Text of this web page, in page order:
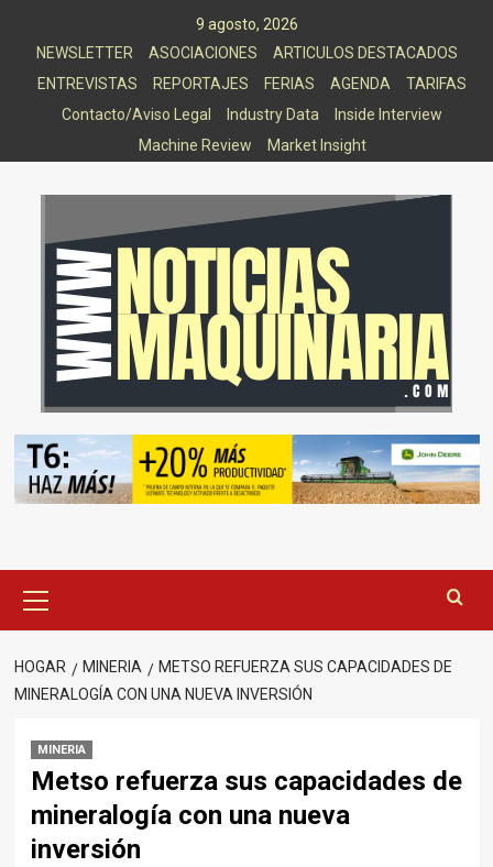
9 agosto, 2026
NEWSLETTER
ASOCIACIONES
ARTICULOS DESTACADOS
ENTREVISTAS
REPORTAJES FERIAS AGENDA
TARIFAS
Contacto/Aviso Legal
Industry Data
Inside Interview
Machine Review
Market Insight
principal
HOGAR MINERIA
METSO REFUERZA SUS CAPACIDADES DE
MINERALOGÍA CON UNA NUEVA INVERSIÓN
MINERIA
Metso refuerza sus capacidades de
mineralogía con una nueva
inversión